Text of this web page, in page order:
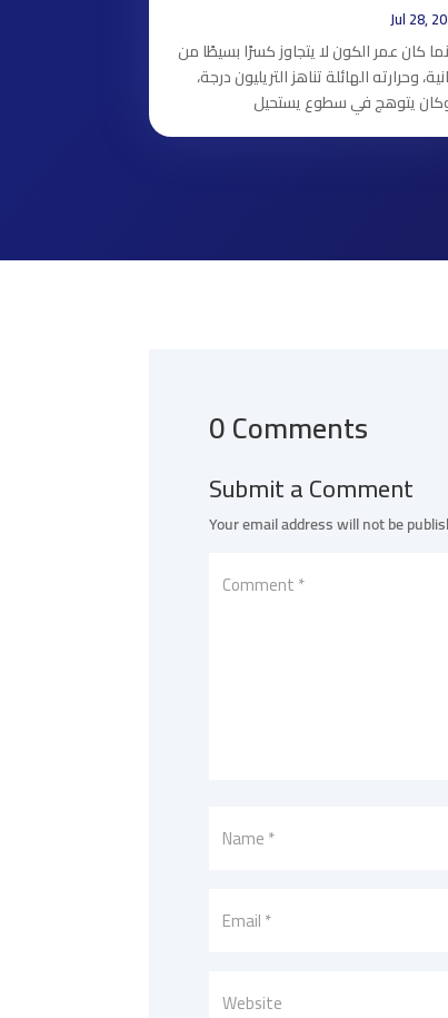
Jul 28,
كان عمر الكون لا يتجاوز كسرًا بسيطًا من
وحرارته الهائلة تناهز التريليون درجة،
0 Comments
Submit a Comment
Your email address will not be